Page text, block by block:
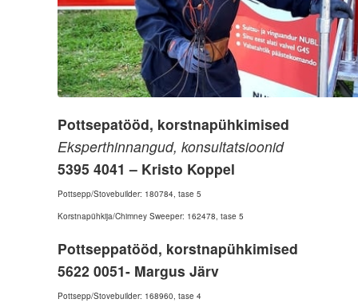
Pottsepatööd, korstnapühkimised
Eksperthinnangud, konsultatsioonid
5395 4041 – Kristo Koppel
Pottsepp/Stovebuilder: 180784, tase 5
Korstnapühkija/Chimney Sweeper: 162478, tase 5
Pottseppatööd, korstnapühkimised
5622 0051- Margus Järv
Pottsepp/Stovebuilder: 168960, tase 4